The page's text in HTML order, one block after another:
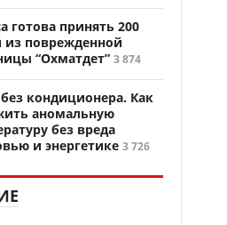
готова принять 200
из поврежденной
“Охматдет” 3 874
кондиционера. Как
аномальную
без вреда
и энергетике 3 726